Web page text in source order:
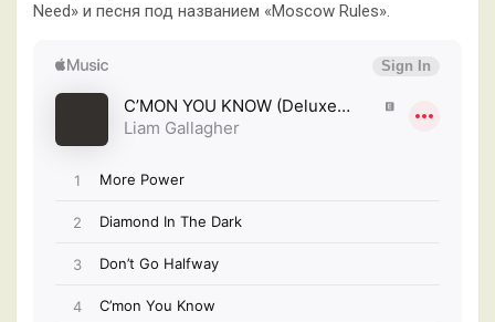
Need» и песня под названием «Moscow Rules».